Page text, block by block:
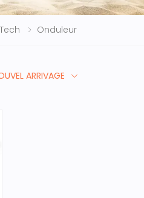
Onduleur
ARRIVAGE